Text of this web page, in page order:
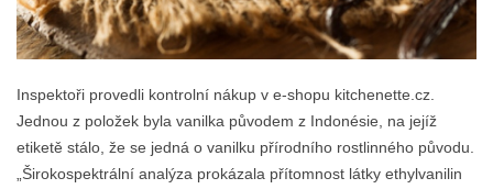
Inspektoři provedli kontrolní nákup v e-shopu kitchenette.cz.
Jednou z položek byla vanilka původem z Indonésie, na jejíž
etiketě stálo, že se jedná o vanilku přírodního rostlinného původu.
„Širokospektrální analýza prokázala přítomnost látky ethylvanilin